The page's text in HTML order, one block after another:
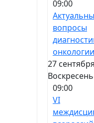
09:00
вопросы
онкологии
27
09:00
VI